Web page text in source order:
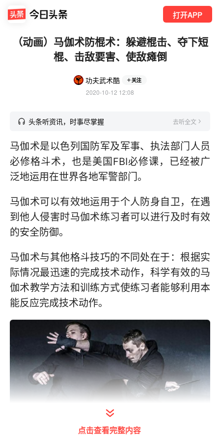
打开APP
（动画）马伽术防棍术：躲避棍击、夺下短
棍、击敌要害、使敌瘫倒
功夫武术酷 关注
2020-10-12 12:08
头条听资讯，时事尽掌握 去听全文
马伽术是以色列国防军及军事、执法部门人员
必修格斗术，也是美国FBI必修课，已经被广
泛地运用在世界各地军警部门。
马伽术可以有效地运用于个人防身自卫，在遇
到他人侵害时马伽术练习者可以进行及时有效
的安全防御。
马伽术与其他格斗技巧的不同处在于：根据实
际情况最迅速的完成技术动作，科学有效的马
伽术教学方法和训练方式使练习者能够利用本
能反应完成技术动作。
点击查看完整内容